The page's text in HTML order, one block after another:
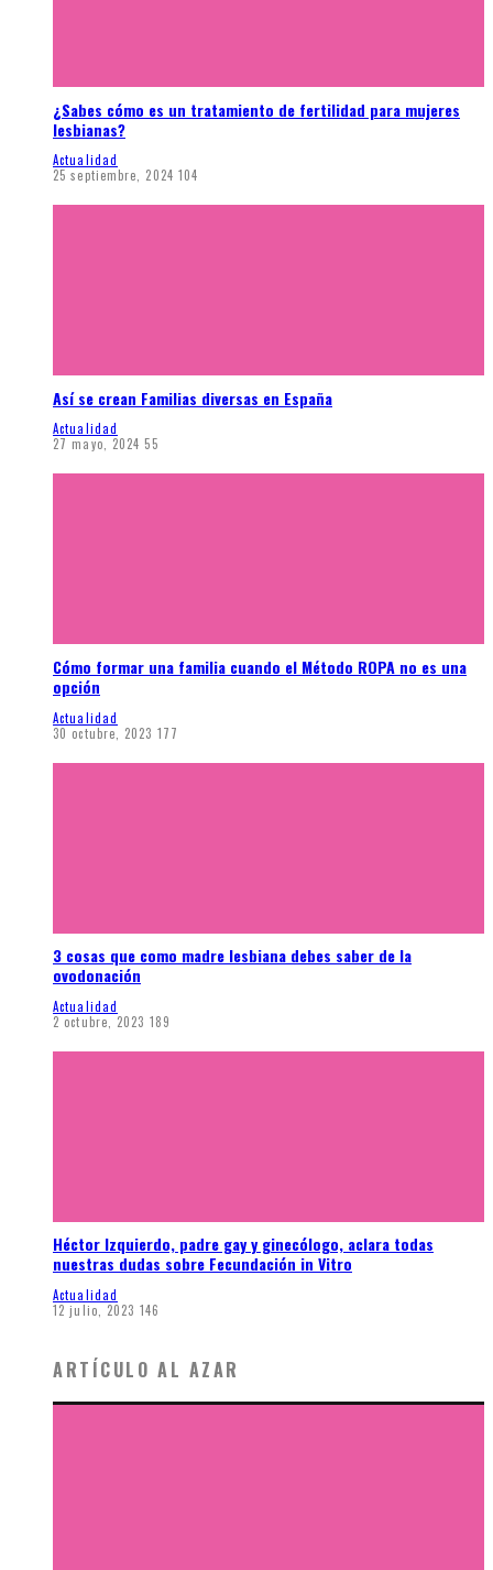
¿Sabes cómo es un tratamiento de fertilidad para mujeres
lesbianas?
Actualidad
25 septiembre, 2024 104
Así se crean Familias diversas en España
Actualidad
27 mayo, 2024 55
Cómo formar una familia cuando el Método ROPA no es una
opción
Actualidad
30 octubre, 2023 177
3 cosas que como madre lesbiana debes saber de la
ovodonación
Actualidad
2 octubre, 2023 189
Héctor Izquierdo, padre gay y ginecólogo, aclara todas
nuestras dudas sobre Fecundación in Vitro
Actualidad
12 julio, 2023 146
ARTÍCULO AL AZAR